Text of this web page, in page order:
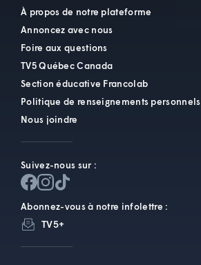
À propos de notre plateforme
Annoncez avec nous
Foire aux questions
TV5 Québec Canada
Section éducative Francolab
Politique de renseignements personnels
Nous joindre
Suivez-nous sur :
Abonnez-vous à notre infolettre :
TV5+